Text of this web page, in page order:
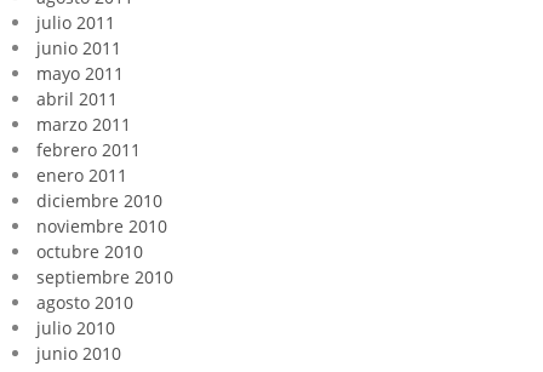
julio 2011
junio 2011
mayo 2011
abril 2011
marzo 2011
febrero 2011
enero 2011
diciembre 2010
noviembre 2010
octubre 2010
septiembre 2010
agosto 2010
julio 2010
junio 2010